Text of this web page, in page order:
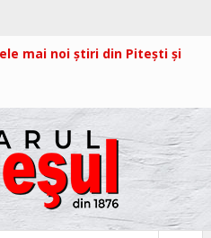
mai noi știri din Pitești și